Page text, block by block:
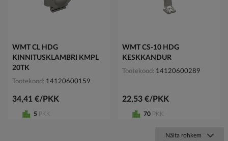
WMT CL HDG
KINNITUSKLAMBRI KMPL
20TK
Tootekood 14120600159
34,41 €/PKK
5 PKK
WMT CS-10 HDG
KESKKANDUR
Tootekood 14120600289
22,53 €/PKK
70 PKK
Näita rohkem